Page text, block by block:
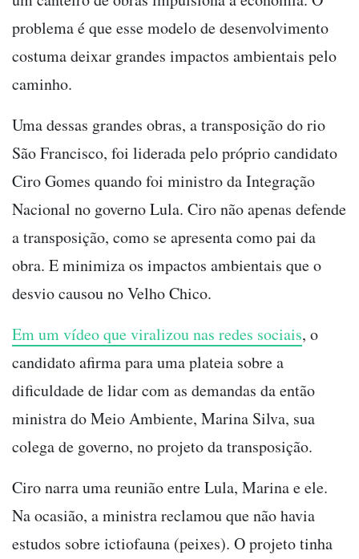
problema é que esse modelo de desenvolvimento
costuma deixar grandes impactos ambientais pelo
caminho.
Uma dessas grandes obras, a transposição do rio
São Francisco, foi liderada pelo próprio candidato
Ciro Gomes quando foi ministro da Integração
Nacional no governo Lula. Ciro não apenas defende
a transposição, como se apresenta como pai da
obra. E minimiza os impactos ambientais que o
desvio causou no Velho Chico.
Em um vídeo que viralizou nas redes sociais, o
candidato afirma para uma plateia sobre a
dificuldade de lidar com as demandas da então
ministra do Meio Ambiente, Marina Silva, sua
colega de governo, no projeto da transposição.
Ciro narra uma reunião entre Lula, Marina e ele.
Na ocasião, a ministra reclamou que não havia
estudos sobre ictiofauna (peixes). O projeto tinha